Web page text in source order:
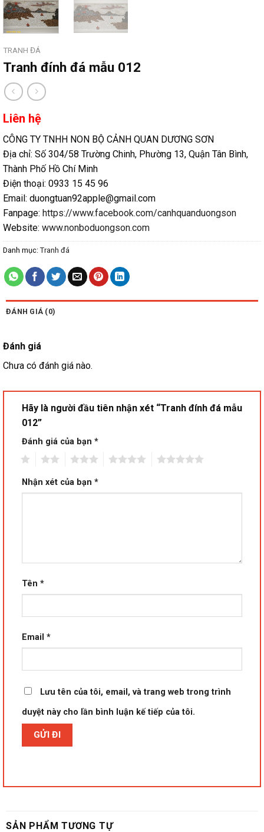
TRANH ĐÁ
Tranh đính đá mẫu 012
Liên hệ
CÔNG TY TNHH NON BỘ CẢNH QUAN DƯƠNG SƠN
Địa chỉ: Số 304/58 Trường Chinh, Phường 13, Quận Tân Bình,
Thành Phố Hồ Chí Minh
Điện thoại: 0933 15 45 96
Email: duongtuan92apple@gmail.com
Fanpage: https://www.facebook.com/canhquanduongson
Website: www.nonboduongson.com
Danh mục: Tranh đá
ĐÁNH GIÁ (0)
Đánh giá
Chưa có đánh giá nào.
Hãy là người đầu tiên nhận xét “Tranh đính đá mẫu
012”
Đánh giá của bạn *
Nhận xét của bạn *
Tên *
Email *
Lưu tên của tôi, email, và trang web trong trình
duyệt này cho lần bình luận kế tiếp của tôi.
SẢN PHẨM TƯƠNG TỰ